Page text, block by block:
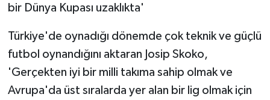
bir Dünya Kupası uzaklıkta'
Türkiye'de oynadığı dönemde çok teknik ve güçlü
futbol oynandığını aktaran Josip Skoko,
'Gerçekten iyi bir milli takıma sahip olmak ve
Avrupa'da üst sıralarda yer alan bir lig olmak için